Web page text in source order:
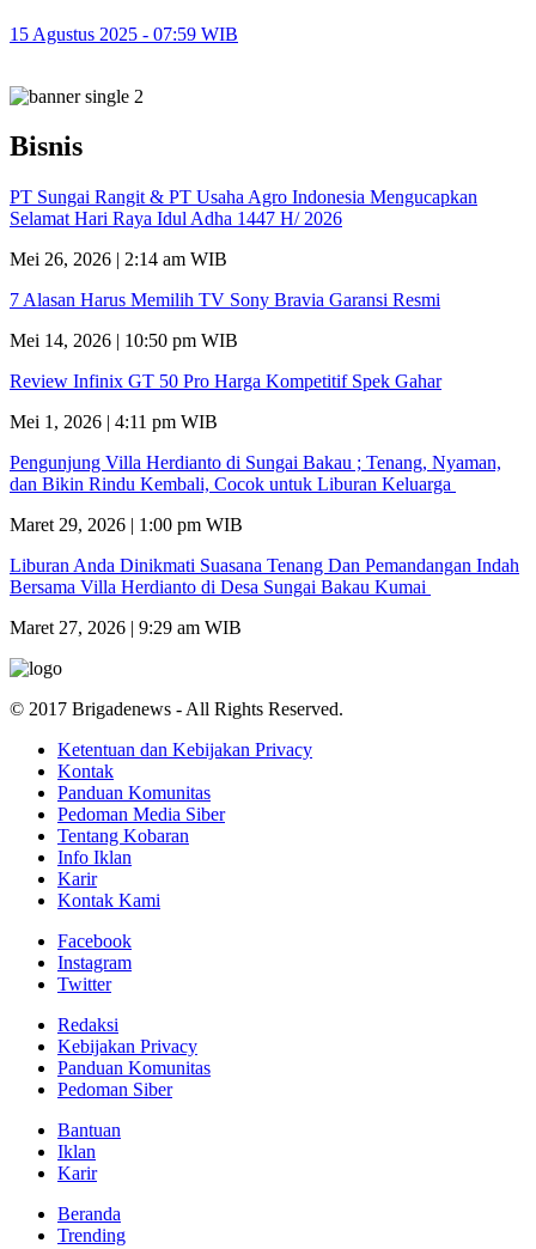
15 Agustus 2025 - 07:59 WIB
Bisnis
PT Sungai Rangit & PT Usaha Agro Indonesia Mengucapkan
Selamat Hari Raya Idul Adha 1447 H/ 2026
Mei 26, 2026 | 2:14 am WIB
7 Alasan Harus Memilih TV Sony Bravia Garansi Resmi
Mei 14, 2026 | 10:50 pm WIB
Review Infinix GT 50 Pro Harga Kompetitif Spek Gahar
Mei 1, 2026 | 4:11 pm WIB
Pengunjung Villa Herdianto di Sungai Bakau ; Tenang, Nyaman,
dan Bikin Rindu Kembali, Cocok untuk Liburan Keluarga
Maret 29, 2026 | 1:00 pm WIB
Liburan Anda Dinikmati Suasana Tenang Dan Pemandangan Indah
Bersama Villa Herdianto di Desa Sungai Bakau Kumai
Maret 27, 2026 | 9:29 am WIB
© 2017 Brigadenews - All Rights Reserved.
Ketentuan dan Kebijakan Privacy
Kontak
Panduan Komunitas
Pedoman Media Siber
Tentang Kobaran
Info Iklan
Karir
Kontak Kami
Facebook
Instagram
Twitter
Redaksi
Kebijakan Privacy
Panduan Komunitas
Pedoman Siber
Bantuan
Iklan
Karir
Beranda
Trending